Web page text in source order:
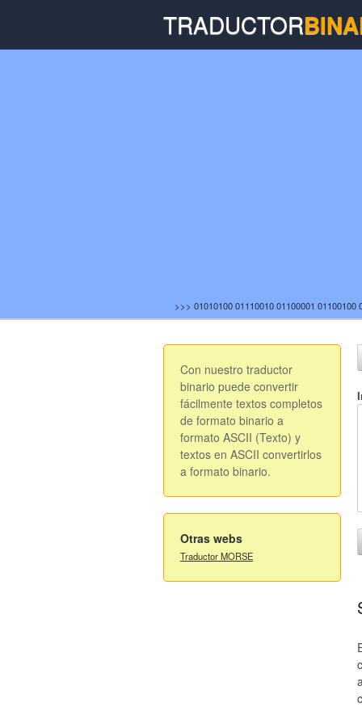
TRADUCTOR
>>> 01010100 01110010 01100001
Con nuestro traductor
binario puede convertir
fácilmente textos completos
de formato binario a
formato ASCII (Texto) y
textos en ASCII convertirlos
a formato binario.
Otras webs
Traductor MORSE